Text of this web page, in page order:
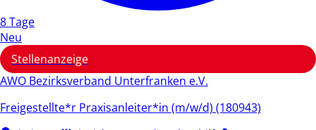
8 Tage
Neu
Stellenanzeige
AWO Bezirksverband Unterfranken e.V.
Freigestellte*r Praxisanleiter*in (m/w/d) (180943)